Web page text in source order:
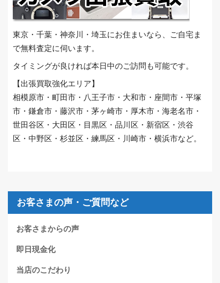
東京・千葉・神奈川・埼玉にお住まいなら、ご自宅ま
で無料査定に伺います。
タイミングが良ければ本日中のご訪問も可能です。
【出張買取強化エリア】
相模原市・町田市・八王子市・大和市・座間市・平塚
市・鎌倉市・藤沢市・茅ヶ崎市・厚木市・海老名市・
世田谷区・大田区・目黒区・品川区・新宿区・渋谷
区・中野区・杉並区・練馬区・川崎市・横浜市など。
お客さまの声・ご質問など
お客さまからの声
即日現金化
当店のこだわり